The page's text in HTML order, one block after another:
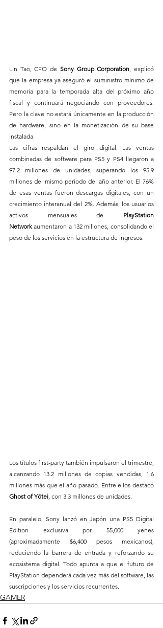
Lin Tao, CFO de Sony Group Corporation, explicó
que la empresa ya aseguró el suministro mínimo de
memoria para la temporada alta del próximo año
fiscal y continuará negociando con proveedores.
Pero la clave no estará únicamente en la producción
de hardware, sino en la monetización de su base
instalada.
Las cifras respaldan el giro digital. Las ventas
combinadas de software para PS5 y PS4 llegaron a
97.2 millones de unidades, superando los 95.9
millones del mismo periodo del año anterior. El 76%
de esas ventas fueron descargas digitales, con un
crecimiento interanual del 2%. Además, los usuarios
activos mensuales de PlayStation
Network aumentaron a 132 millones, consolidando el
peso de los servicios en la estructura de ingresos.
Los títulos first-party también impulsaron el trimestre,
alcanzando 13.2 millones de copias vendidas, 1.6
Ghost of Yōtei , con 3.3 millones de unidades.
En paralelo, Sony lanzó en Japón una PS5 Digital
Edition exclusiva por 55,000 yenes
(aproximadamente $6,400 pesos mexicanos),
reduciendo la barrera de entrada y reforzando su
ecosistema digital. Todo apunta a que el futuro de
PlayStation dependerá cada vez más del software, las
suscripciones y los servicios recurrentes.
GAMER